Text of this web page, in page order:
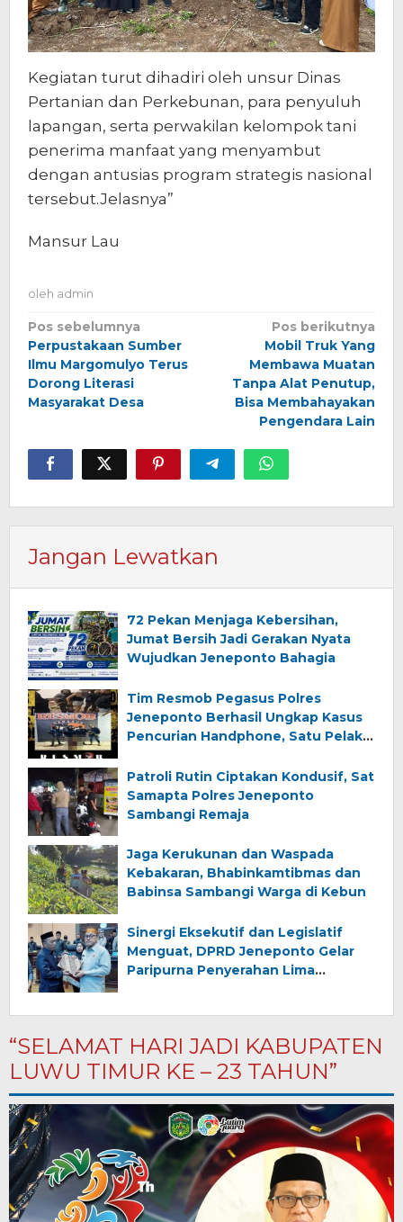
Kegiatan turut dihadiri oleh unsur Dinas
Pertanian dan Perkebunan, para penyuluh
lapangan, serta perwakilan kelompok tani
penerima manfaat yang menyambut
dengan antusias program strategis nasional
tersebut.Jelasnya”
Mansur Lau
oleh admin
Navigasi
pos
Pos sebelumnya
Perpustakaan Sumber
Ilmu Margomulyo Terus
Dorong Literasi
Masyarakat Desa
Pos berikutnya
Mobil Truk Yang
Membawa Muatan
Tanpa Alat Penutup,
Bisa Membahayakan
Pengendara Lain
Jangan Lewatkan
72 Pekan Menjaga Kebersihan,
Jumat Bersih Jadi Gerakan Nyata
Wujudkan Jeneponto Bahagia
Tim Resmob Pegasus Polres
Jeneponto Berhasil Ungkap Kasus
Pencurian Handphone, Satu Pelaku
Patroli Rutin Ciptakan Kondusif, Sat
Samapta Polres Jeneponto
Sambangi Remaja
Jaga Kerukunan dan Waspada
Kebakaran, Bhabinkamtibmas dan
Babinsa Sambangi Warga di Kebun
Sinergi Eksekutif dan Legislatif
Menguat, DPRD Jeneponto Gelar
Paripurna Penyerahan Lima
“SELAMAT HARI JADI KABUPATEN
LUWU TIMUR KE – 23 TAHUN”